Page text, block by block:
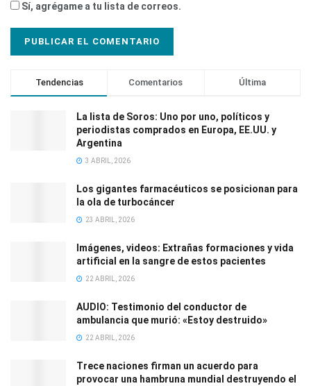
Sí, agrégame a tu lista de correos.
Tendencias Comentarios Última
La lista de Soros: Uno por uno, políticos y
periodistas comprados en Europa, EE.UU. y
Argentina
3 ABRIL, 2026
Los gigantes farmacéuticos se posicionan para
la ola de turbocáncer
23 ABRIL, 2026
Imágenes, videos: Extrañas formaciones y vida
artificial en la sangre de estos pacientes
22 ABRIL, 2026
AUDIO: Testimonio del conductor de
ambulancia que murió: «Estoy destruido»
22 ABRIL, 2026
Trece naciones firman un acuerdo para
provocar una hambruna mundial destruyendo el